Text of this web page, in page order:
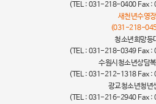
(TEL : 031-218-0400 Fax
새천년수영장
(031-218-
청소년희망등
(TEL : 031-218-0349 Fax
수원시청소년상담
(TEL : 031-212-1318 Fax
광교청소년청년
(TEL : 031-216-2940 Fax